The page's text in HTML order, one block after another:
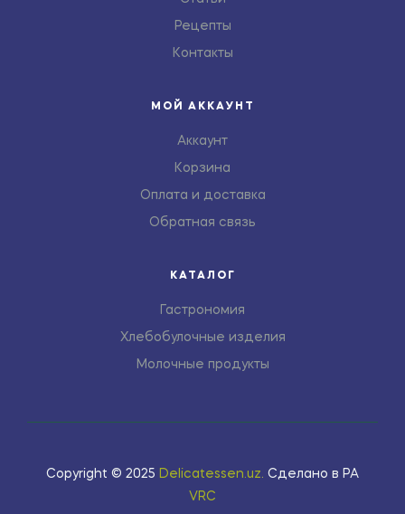
Рецепты
Контакты
МОЙ АККАУНТ
Аккаунт
Корзина
Оплата и доставка
Обратная связь
КАТАЛОГ
Гастрономия
Хлебобулочные изделия
Молочные продукты
Copyright © 2025 Delicatessen.uz Сделано в РА
VRC